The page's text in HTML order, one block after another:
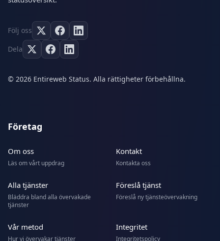
Följ oss
Dela
© 2026 Entireweb Status. Alla rättigheter förbehållna.
Företag
Om oss
Läs om vårt uppdrag
Kontakt
Kontakta oss
Alla tjänster
Bläddra bland alla övervakade
tjänster
Föreslå tjänst
Föreslå ny tjänsteövervakning
Vår metod
Hur vi övervakar tjänster
Integritet
Integritetspolicy